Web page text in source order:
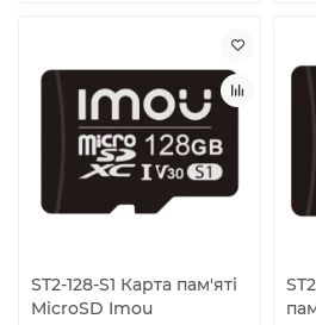
ST2-128-S1 Карта пам'яті
MicroSD Imou